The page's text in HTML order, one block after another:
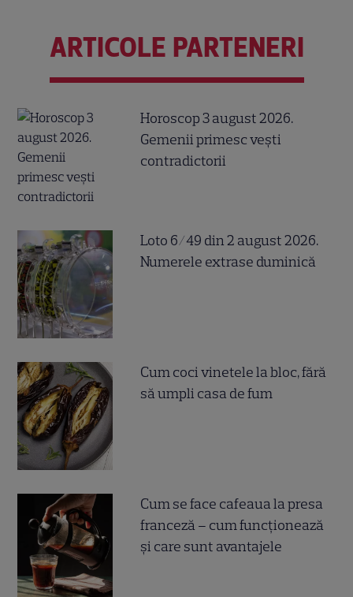
ARTICOLE PARTENERI
Horoscop 3 august 2026.
Gemenii primesc vești
contradictorii
Loto 6/49 din 2 august 2026.
Numerele extrase duminică
Cum coci vinetele la bloc, fără
să umpli casa de fum
Cum se face cafeaua la presa
franceză – cum funcționează
și care sunt avantajele